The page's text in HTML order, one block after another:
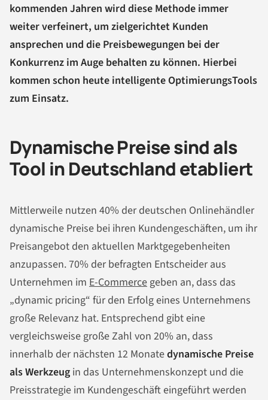
kommenden Jahren wird diese Methode immer
weiter verfeinert, um zielgerichtet Kunden
ansprechen und die Preisbewegungen bei der
Konkurrenz im Auge behalten zu können. Hierbei
kommen schon heute intelligente OptimierungsTools
zum Einsatz.
Dynamische Preise sind als
Tool in Deutschland etabliert
Mittlerweile nutzen 40% der deutschen Onlinehändler
dynamische Preise bei ihren Kundengeschäften, um ihr
Preisangebot den aktuellen Marktgegebenheiten
anzupassen. 70% der befragten Entscheider aus
Unternehmen im E-Commercegeben an, dass das
„dynamic pricing“ für den Erfolg eines Unternehmens
große Relevanz hat. Entsprechend gibt eine
vergleichsweise große Zahl von 20% an, dass
innerhalb der nächsten 12 Monatedynamische Preise
als Werkzeug in das Unternehmenskonzept und die
Preisstrategie im Kundengeschäft eingeführt werden